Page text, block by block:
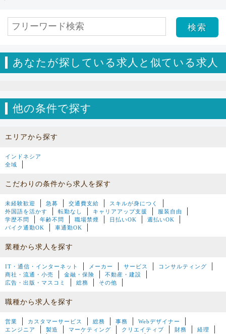
あなたが探している求人と似ている求人
他の条件で探す
エリアから探す
インドネシア
全域
こだわりの条件から求人を探す
未経験歓迎 急募 交通費支給
スキルが身につく
外国語を活かす
転勤なし キャリアアップ支援
服装自由
学歴不問
年齢不問 職場禁煙 日払いOK
週払いOK
バイク通勤OK
車通勤OK
業種から求人を探す
IT・通信・インターネット メーカー サービス
コンサルティング
商社・流通・小売
金融・保険
不動産・建設
広告・出版・マスコミ
総務 その他
職種から求人を探す
営業 カスタマーサービス 総務 事務
Webデザイナー
エンジニア
製造 マーケティング クリエイティブ 財務
経理